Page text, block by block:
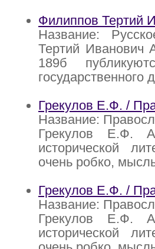
Филиппов Тертий
Название:
Тертий Иванович
189б
государственного
Грекулов Е.Ф. /
Название:
Грекулов Е.Ф.
исторической
очень робко,
Грекулов Е.Ф. /
Название:
Грекулов Е.Ф.
исторической